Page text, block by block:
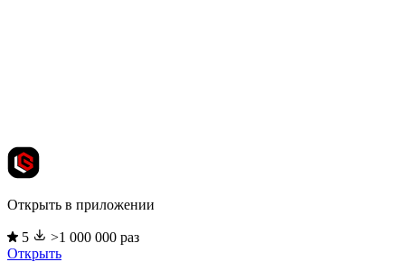
Открыть в приложении
5
>1 000 000 раз
Открыть